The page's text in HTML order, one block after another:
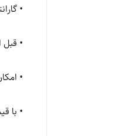
•
•
•
• با